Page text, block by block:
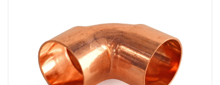
Комментарий
Для оформления заказа необходимо
войти в личный кабинет.
Авторизоваться